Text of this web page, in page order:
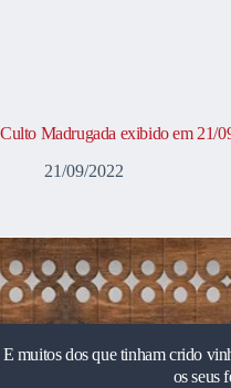
Culto Madrugada exibido em 21/
21/09/2022
E muitos dos que tinham crido
os seus